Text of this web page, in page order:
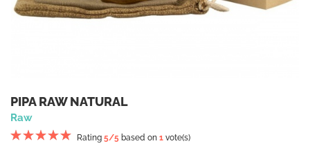
PIPA RAW NATURAL
Raw
Rating 5/5 based on 1 vote(s)